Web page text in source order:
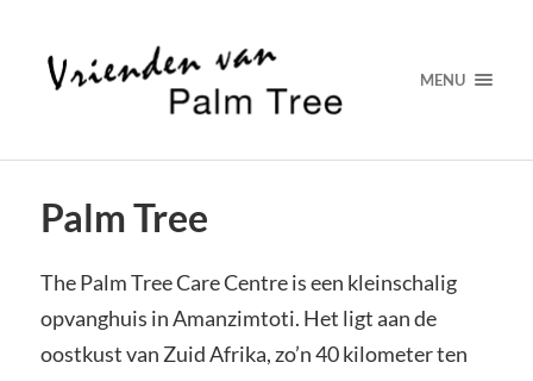
MENU
Palm Tree
The Palm Tree Care Centre is een kleinschalig
opvanghuis in Amanzimtoti. Het ligt aan de
oostkust van Zuid Afrika, zo’n 40 kilometer ten